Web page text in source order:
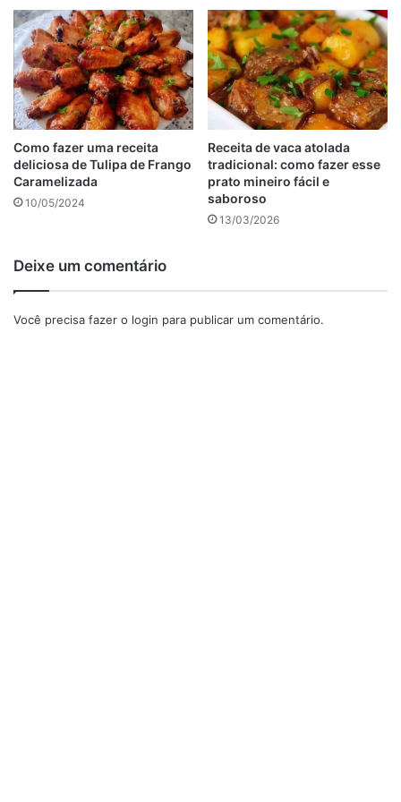
Como fazer uma receita
deliciosa de Tulipa de Frango
Caramelizada
10/05/2024
Receita de vaca atolada
tradicional: como fazer esse
prato mineiro fácil e
saboroso
13/03/2026
Deixe um comentário
Você precisa fazer o login para publicar um comentário.